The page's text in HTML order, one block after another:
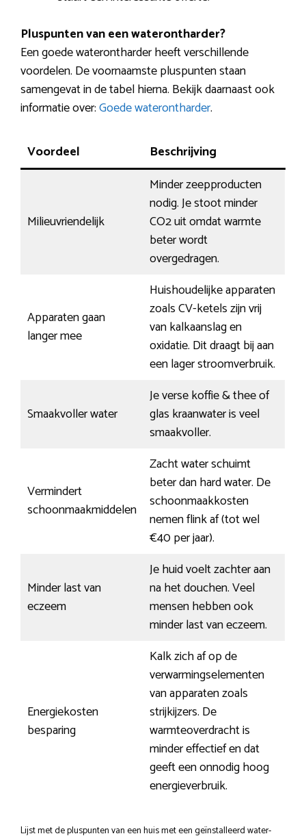
Pluspunten van een waterontharder?
Een goede waterontharder heeft verschillende
voordelen. De voornaamste pluspunten staan
samengevat in de tabel hierna. Bekijk daarnaast ook
informatie over:Goede waterontharder.
Voordeel Beschrijving
Milieuvriendelijk
Minder zeepproducten
nodig. Je stoot minder
CO2 uit omdat warmte
beter wordt
overgedragen.
Apparaten gaan
langer mee
Huishoudelijke apparaten
zoals CV-ketels zijn vrij
van kalkaanslag en
oxidatie. Dit draagt bij aan
een lager stroomverbruik.
Smaakvoller water
Je verse koffie & thee of
glas kraanwater is veel
smaakvoller.
Vermindert
schoonmaakmiddelen
Zacht water schuimt
beter dan hard water. De
schoonmaakkosten
nemen flink af (tot wel
€40 per jaar).
Minder last van
eczeem
Je huid voelt zachter aan
na het douchen. Veel
mensen hebben ook
minder last van eczeem.
Energiekosten
besparing
Kalk zich af op de
verwarmingselementen
van apparaten zoals
strijkijzers. De
warmteoverdracht is
minder effectief en dat
geeft een onnodig hoog
energieverbruik.
Lijst met de pluspunten van een huis met een geïnstalleerd water-